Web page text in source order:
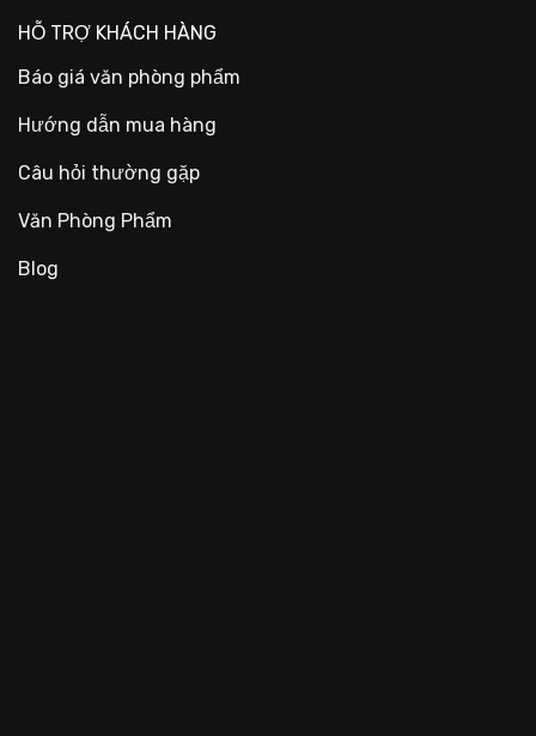
HỖ TRỢ KHÁCH HÀNG
Báo giá văn phòng phẩm
Hướng dẫn mua hàng
Câu hỏi thường gặp
Văn Phòng Phẩm
Blog